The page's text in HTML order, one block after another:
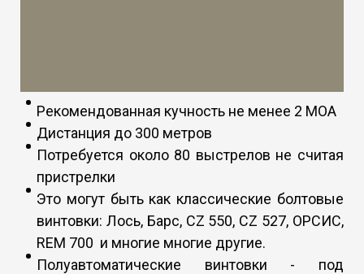
Рекомендованная кучность не менее 2 МОА
Дистанция до 300 метров
Потребуется около 80 выстрелов не считая
пристрелки
Это могут быть как классические болтовые
винтовки: Лось, Барс, CZ 550, CZ 527, ОРСИС,
REM 700 и многие многие другие.
Полуавтоматические винтовки - под